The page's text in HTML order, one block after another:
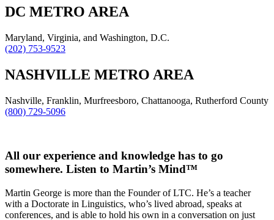
DC METRO AREA
Maryland, Virginia, and Washington, D.C.
(202) 753-9523
NASHVILLE METRO AREA
Nashville, Franklin, Murfreesboro, Chattanooga, Rutherford County
(800) 729-5096
All our experience and knowledge has to go
somewhere. Listen to Martin’s Mind™
Martin George is more than the Founder of LTC. He’s a teacher
with a Doctorate in Linguistics, who’s lived abroad, speaks at
conferences, and is able to hold his own in a conversation on just